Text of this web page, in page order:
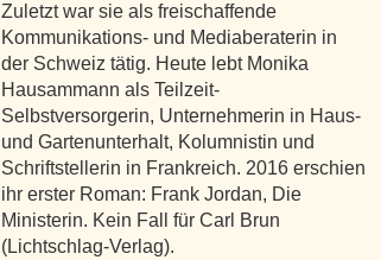
Zuletzt war sie als freischaffende
Kommunikations- und Mediaberaterin in
der Schweiz tätig. Heute lebt Monika
Hausammann als Teilzeit-
Selbstversorgerin, Unternehmerin in Haus-
und Gartenunterhalt, Kolumnistin und
Schriftstellerin in Frankreich. 2016 erschien
ihr erster Roman: Frank Jordan, Die
Ministerin. Kein Fall für Carl Brun
(Lichtschlag-Verlag).